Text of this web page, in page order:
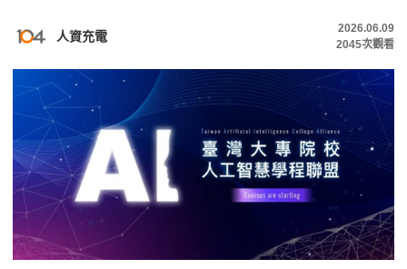
人資充電
2026.06.09
2045次觀看